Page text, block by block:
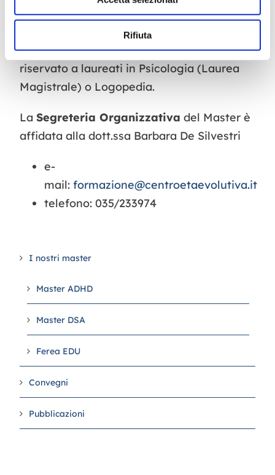
Rifiuta
dei DSA dalla valutazione alla terapia.
Chi può accedere.Il Master DSA è
riservato a laureati in Psicologia (Laurea
Magistrale) o Logopedia.
La Segreteria Organizzativa del Master è
affidata alla dott.ssa Barbara De Silvestri
e-
mail: formazione@centroetaevolutiva.it
telefono: 035/233974
I nostri master
Master ADHD
Master DSA
Ferea EDU
Convegni
Pubblicazioni